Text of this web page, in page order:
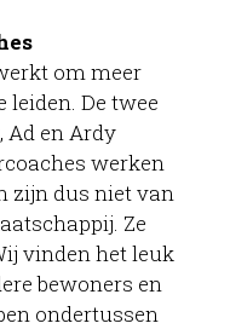
om meer
leiden. De twee
en Ardy
werken
zijn dus niet van
Ze
vinden het leuk
bewoners en
ondertussen